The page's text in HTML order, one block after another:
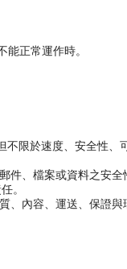
正常運作時。
限於速度、安全性
件、檔案或資料之安
。
內容、運送、保證